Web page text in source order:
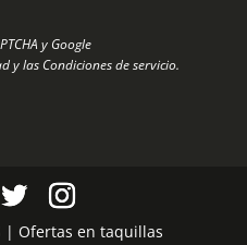
y Google
y las Condiciones de servicio.
| Ofertas en taquillas